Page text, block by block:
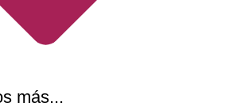
más...